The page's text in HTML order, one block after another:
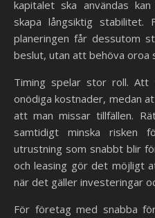
kapitalet ska användas
skapa långsiktig
planeringen får dessutom
beslut, utan att behöva oroa
Timing spelar stor roll.
onödiga kostnader, medan
att man missar tillfällen.
samtidigt minska
utrustning som snabbt blir
och leasing gör det möjligt
när det gäller investeringar
För företag med snabba